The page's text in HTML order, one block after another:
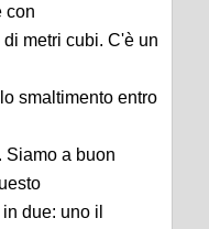
con
metri cubi. C'è un
smaltimento entro
Siamo a buon
due: uno il